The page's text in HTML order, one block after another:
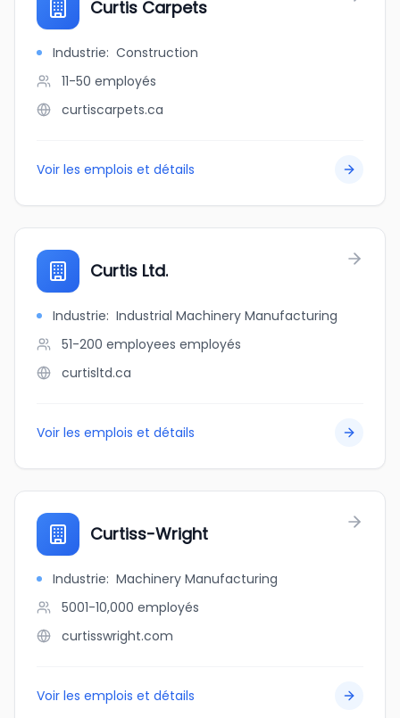
Curtis Carpets
Industrie: Construction
11-50 employés
curtiscarpets.ca
Voir les emplois et détails
Curtis Ltd.
Industrie: Industrial Machinery Manufacturing
51-200 employees employés
curtisltd.ca
Voir les emplois et détails
Curtiss-Wright
Industrie: Machinery Manufacturing
5001-10,000 employés
curtisswright.com
Voir les emplois et détails